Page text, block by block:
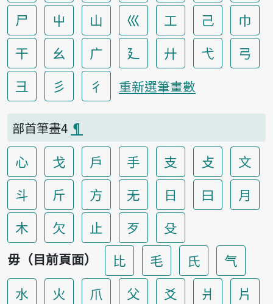
尸
屮 山 巛 工 己
巾
干
幺 广 廴 廾 弋
弓
彐
彡 彳 重新選筆畫數
部首筆畫4 ¶
心 戈 戶 手 支 攴
文
斗
斤 方 无 日 曰
月
木
欠 止 歹 殳
毋（目前頁面） 比 毛 氏
气
水
火 爪 父 爻 爿
片